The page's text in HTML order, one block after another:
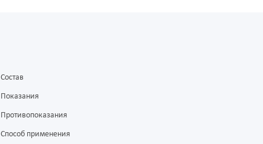
Состав
Показания
Противопоказания
Способ применения